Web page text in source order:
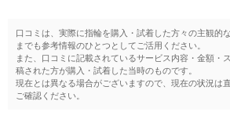
口コミは、実際に指輪を購入・試着した方々の主観的
までも参考情報のひとつとしてご活用ください。
また、口コミに記載されているサービス内容・金額・
稿された方が購入・試着した当時のものです。
現在とは異なる場合がございますので、現在の状況は
ご確認ください。